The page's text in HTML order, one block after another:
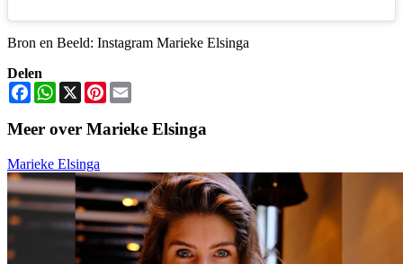
Bron en Beeld: Instagram Marieke Elsinga
Delen
FacebookWhatsApp
X Pinterest
Meer over Marieke Elsinga
Marieke Elsinga